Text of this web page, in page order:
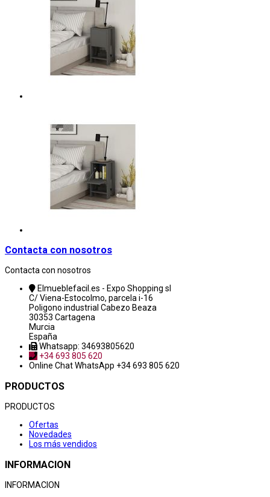
Contacta con nosotros
Contacta con nosotros
Elmueblefacil.es - Expo Shopping sl
C/ Viena-Estocolmo, parcela i-16
Poligono industrial Cabezo Beaza
30353 Cartagena
Murcia
España
Whatsapp: 34693805620
+34 693 805 620
Online ChatWhatsApp +34 693 805 620
PRODUCTOS
PRODUCTOS
Ofertas
Novedades
Los más vendidos
INFORMACION
INFORMACION